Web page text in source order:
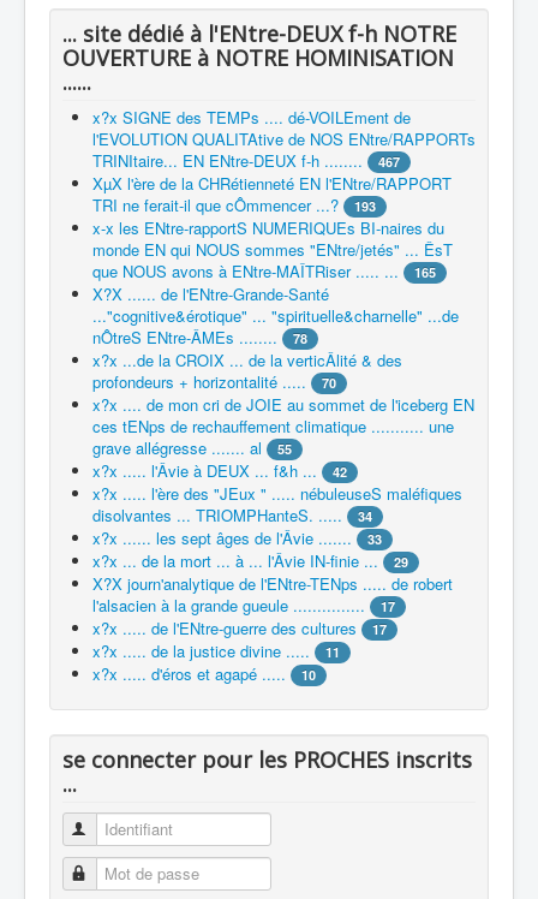
... site dédié à l'ENtre-DEUX f-h NOTRE
OUVERTURE à NOTRE HOMINISATION
......
x?x SIGNE des TEMPs .... dé-VOILEment de
l'EVOLUTION QUALITAtive de NOS ENtre/RAPPORTs
TRINItaire... EN ENtre-DEUX f-h ........
467
XµX l'ère de la CHRétienneté EN l'ENtre/RAPPORT
TRI ne ferait-il que cÔmmencer ...?
193
x-x les ENtre-rapportS NUMERIQUEs BI-naires du
monde EN qui NOUS sommes "ENtre/jetés" ... ÊsT
que NOUS avons à ENtre-MAÎTRiser ..... ...
165
X?X ...... de l'ENtre-Grande-Santé
..."cognitive&érotique" ... "spirituelle&charnelle" ...de
nÔtreS ENtre-ÂMEs ........
78
x?x ...de la CROIX ... de la verticÂlité & des
profondeurs + horizontalité .....
70
x?x .... de mon cri de JOIE au sommet de l'iceberg EN
ces tENps de rechauffement climatique ........... une
grave allégresse ....... al
55
x?x ..... l'Âvie à DEUX ... f&h ... 42
x?x ..... l'ère des "JEux " ..... nébuleuseS maléfiques
disolvantes ... TRIOMPHanteS. .....
34
x?x ...... les sept âges de l'Âvie ....... 33
x?x ... de la mort ... à ... l'Âvie IN-finie ... 29
X?X journ'analytique de l'ENtre-TENps ..... de robert
l'alsacien à la grande gueule ...............
17
x?x ..... de l'ENtre-guerre des cultures 17
x?x ..... de la justice divine ..... 11
x?x ..... d'éros et agapé ..... 10
se connecter pour les PROCHES inscrits
...
Identifiant
Mot de passe